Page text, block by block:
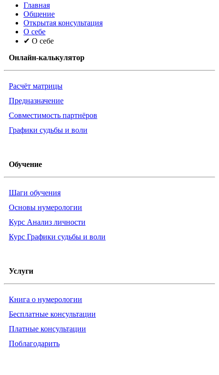
Главная
Общение
Открытая консультация
О себе
✔ О себе
Онлайн-калькулятор
Расчёт матрицы
Предназначение
Совместимость партнёров
Графики судьбы и воли
Обучение
Шаги обучения
Основы нумерологии
Курс Анализ личности
Курс Графики судьбы и воли
Услуги
Книга о нумерологии
Бесплатные консультации
Платные консультации
Поблагодарить